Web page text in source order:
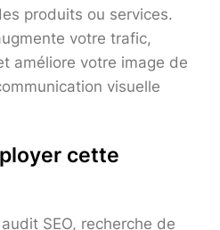
produits ou services.
votre trafic,
améliore votre image de
visuelle
cette
SEO, recherche de